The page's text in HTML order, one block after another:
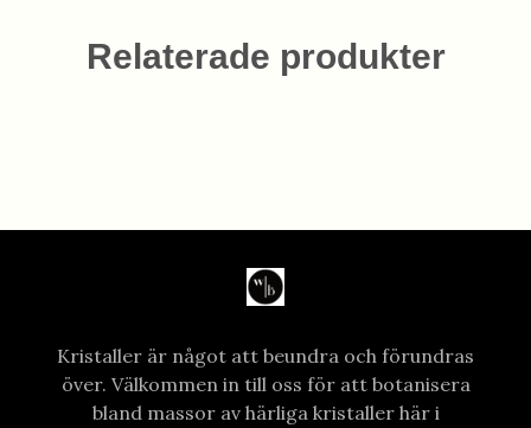
Relaterade produkter
Kristaller är något att beundra och förundras
över. Välkommen in till oss för att botanisera
bland massor av härliga kristaller här i